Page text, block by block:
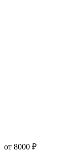
от 8000 ₽